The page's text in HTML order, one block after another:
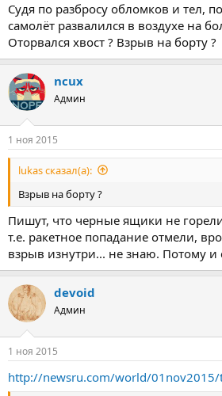
Судя по разбросу обломков и тел,
самолёт развалился в воздухе на
Оторвался хвост ? Взрыв на борту ?
ncux
Админ
1 ноя 2015
lukas сказал(а):
Взрыв на борту ?
Пишут, что черные ящики не
т.е. ракетное попадание отмели,
взрыв изнутри... не знаю. Потому
devoid
Админ
1 ноя 2015
http://newsru.com/world/